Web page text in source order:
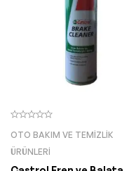
OTO BAKIM VE TEMIZLIK
ÜRÜNLERI